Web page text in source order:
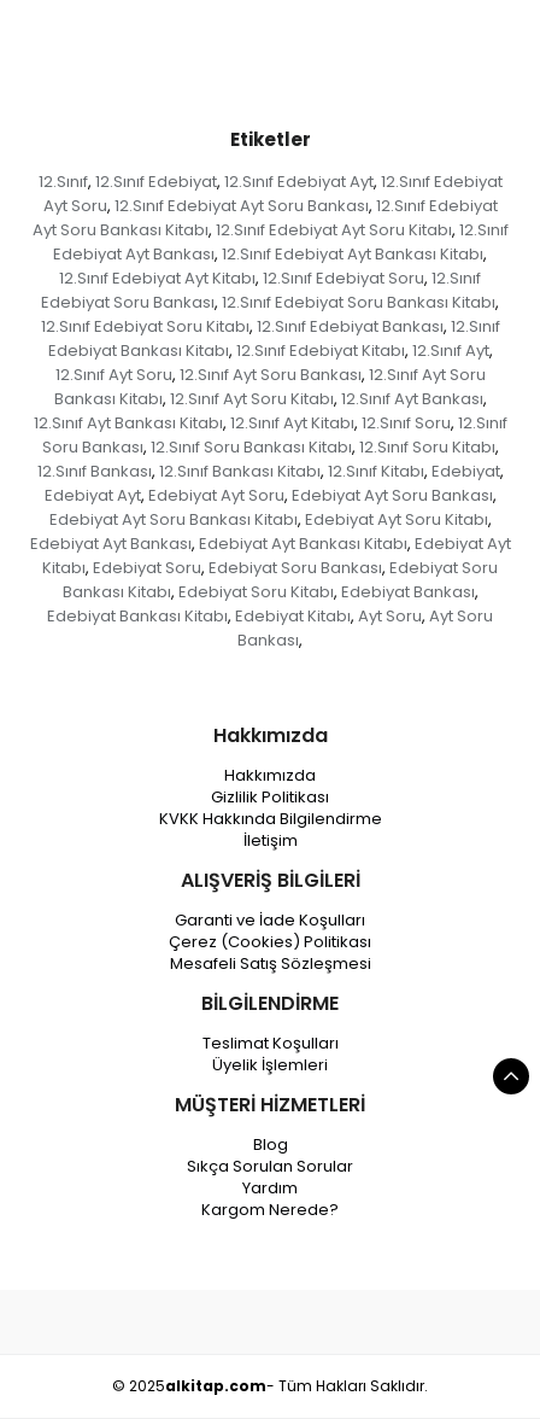
Etiketler
12.Sınıf, 12.Sınıf Edebiyat, 12.Sınıf Edebiyat Ayt, 12.Sınıf Edebiyat
Ayt Soru, 12.Sınıf Edebiyat Ayt Soru Bankası, 12.Sınıf Edebiyat
Ayt Soru Bankası Kitabı, 12.Sınıf Edebiyat Ayt Soru Kitabı, 12.Sınıf
Edebiyat Ayt Bankası, 12.Sınıf Edebiyat Ayt Bankası Kitabı,
12.Sınıf Edebiyat Ayt Kitabı, 12.Sınıf Edebiyat Soru, 12.Sınıf
Edebiyat Soru Bankası, 12.Sınıf Edebiyat Soru Bankası Kitabı,
12.Sınıf Edebiyat Soru Kitabı, 12.Sınıf Edebiyat Bankası, 12.Sınıf
Edebiyat Bankası Kitabı, 12.Sınıf Edebiyat Kitabı, 12.Sınıf Ayt,
12.Sınıf Ayt Soru, 12.Sınıf Ayt Soru Bankası, 12.Sınıf Ayt Soru
Bankası Kitabı, 12.Sınıf Ayt Soru Kitabı, 12.Sınıf Ayt Bankası,
12.Sınıf Ayt Bankası Kitabı, 12.Sınıf Ayt Kitabı, 12.Sınıf Soru, 12.Sınıf
Soru Bankası, 12.Sınıf Soru Bankası Kitabı, 12.Sınıf Soru Kitabı,
12.Sınıf Bankası, 12.Sınıf Bankası Kitabı, 12.Sınıf Kitabı, Edebiyat,
Edebiyat Ayt, Edebiyat Ayt Soru, Edebiyat Ayt Soru Bankası,
Edebiyat Ayt Soru Bankası Kitabı, Edebiyat Ayt Soru Kitabı,
Edebiyat Ayt Bankası, Edebiyat Ayt Bankası Kitabı, Edebiyat Ayt
Kitabı, Edebiyat Soru, Edebiyat Soru Bankası, Edebiyat Soru
Bankası Kitabı, Edebiyat Soru Kitabı, Edebiyat Bankası,
Edebiyat Bankası Kitabı, Edebiyat Kitabı, Ayt Soru, Ayt Soru
Bankası,
Hakkımızda
Hakkımızda
Gizlilik Politikası
KVKK Hakkında Bilgilendirme
İletişim
ALIŞVERİŞ BİLGİLERİ
Garanti ve İade Koşulları
Çerez (Cookies) Politikası
Mesafeli Satış Sözleşmesi
BİLGİLENDİRME
Teslimat Koşulları
Üyelik İşlemleri
MÜŞTERİ HİZMETLERİ
Blog
Sıkça Sorulan Sorular
Yardım
Kargom Nerede?
© 2025alkitap.com- Tüm Hakları Saklıdır.